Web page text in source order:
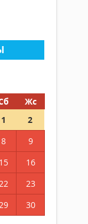
Жс
1
2
8
9
15
16
22
23
29
30